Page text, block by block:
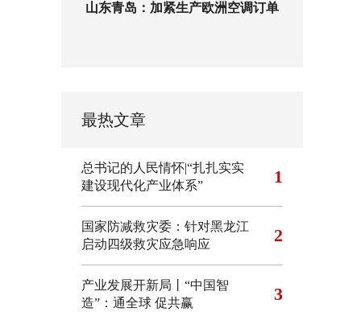
山东青岛：加紧生产欧洲空调订单
最热文章
总书记的人民情怀|“扎扎实实
建设现代化产业体系”
1
国家防减救灾委：针对黑龙江
启动四级救灾应急响应
2
产业发展开新局丨“中国智
造”：通全球 促共赢
3